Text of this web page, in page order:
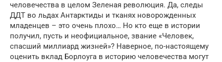
человечества в целом Зеленая революция. Да, следы
ДДТ во льдах Антарктиды и тканях новорожденных
младенцев – это очень плохо… Но кто еще в истории
получил, пусть и неофициальное, звание «Человек,
спасший миллиард жизней»? Наверное, по-настоящему
оценить вклад Борлоуга в историю человечества могут